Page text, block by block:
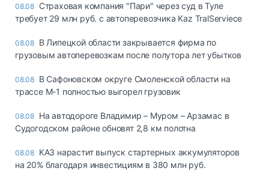
08.08 Страховая компания "Пари" через суд в Туле
требует 29 млн руб. с автоперевозчика Kaz TralServiece
08.08 В Липецкой области закрывается фирма по
грузовым автоперевозкам после полутора лет убытков
08.08 В Сафоновском округе Смоленской области на
трассе М-1 полностью выгорел грузовик
08.08 На автодороге Владимир – Муром – Арзамас в
Судогодском районе обновят 2,8 км полотна
08.08 КАЗ нарастит выпуск стартерных аккумуляторов
на 20% благодаря инвестициям в 380 млн руб.